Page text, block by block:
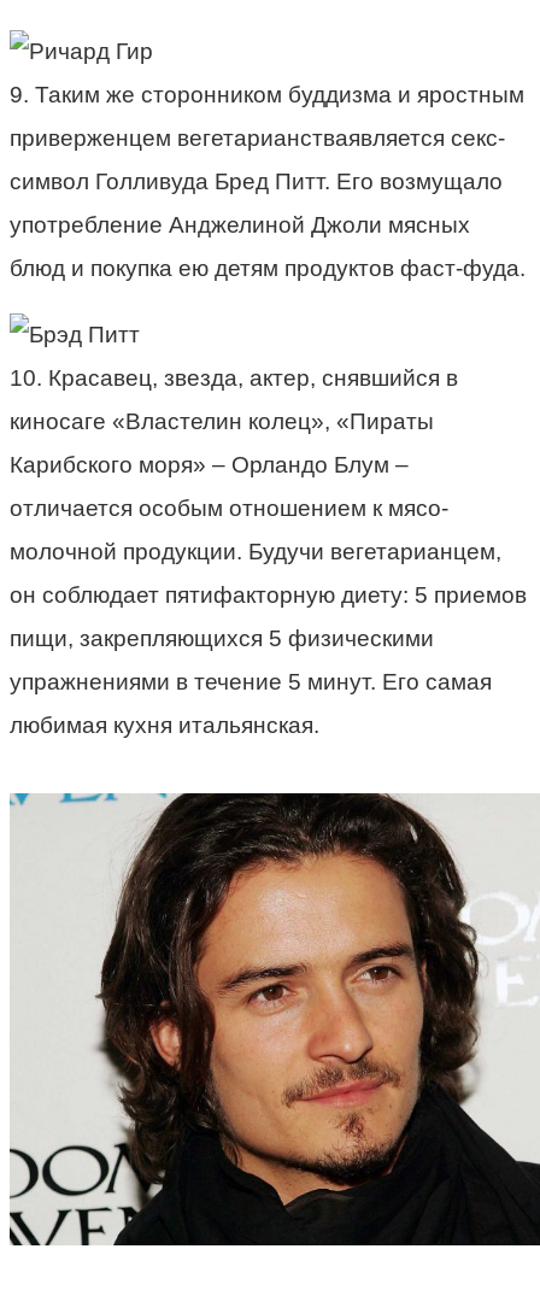
9. Таким же сторонником буддизма и яростным
приверженцем вегетарианстваявляется секс-
символ Голливуда Бред Питт. Его возмущало
употребление Анджелиной Джоли мясных
блюд и покупка ею детям продуктов фаст-фуда.
10. Красавец, звезда, актер, снявшийся в
киносаге «Властелин колец», «Пираты
Карибского моря» – Орландо Блум –
отличается особым отношением к мясо-
молочной продукции. Будучи вегетарианцем,
он соблюдает пятифакторную диету: 5 приемов
пищи, закрепляющихся 5 физическими
упражнениями в течение 5 минут. Его самая
любимая кухня итальянская.